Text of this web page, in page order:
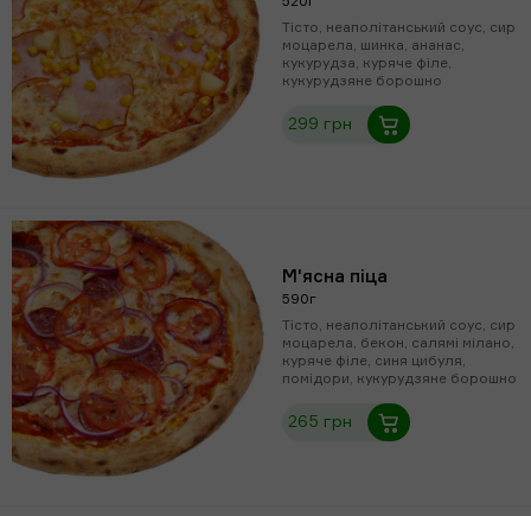
Тісто, неаполітанський соус, сир
моцарела, шинка, ананас,
кукурудза, куряче філе,
кукурудзяне борошно
299 грн
М'ясна піца
590г
Тісто, неаполітанський соус, сир
моцарела, бекон, салямі мілано,
куряче філе, синя цибуля,
помідори, кукурудзяне борошно
265 грн